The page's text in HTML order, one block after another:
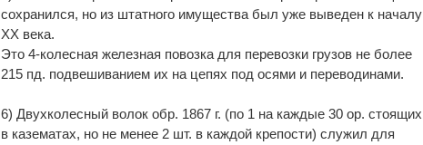
сохранился, но из штатного имущества был уже выведен к началу
XX века.
Это 4-колесная железная повозка для перевозки грузов не более
215 пд. подвешиванием их на цепях под осями и переводинами.
6) Двухколесный волок обр. 1867 г. (по 1 на каждые 30 ор. стоящих
в казематах, но не менее 2 шт. в каждой крепости) служил для